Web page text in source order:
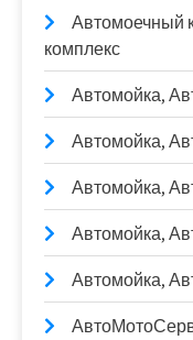
Автомоечный
комплекс
Автомойка,
Автомойка,
Автомойка,
Автомойка,
Автомойка,